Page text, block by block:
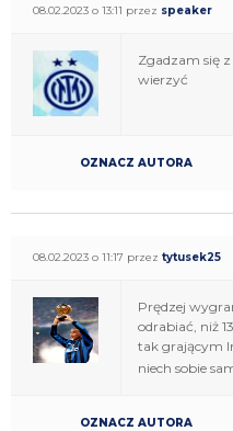
08.02.2023 o 13:11 przez speaker
Zgadzam się
wierzyć
OZNACZ AUTORA
08.02.2023 o 11:17 przez tytusek25
Prędzej
odrabiać, niż
tak grającym
niech sobie
OZNACZ AUTORA